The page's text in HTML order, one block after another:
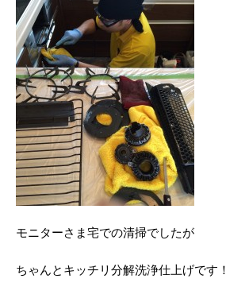
モニターさま宅での清掃でしたが
ちゃんとキッチリ分解洗浄仕上げです！